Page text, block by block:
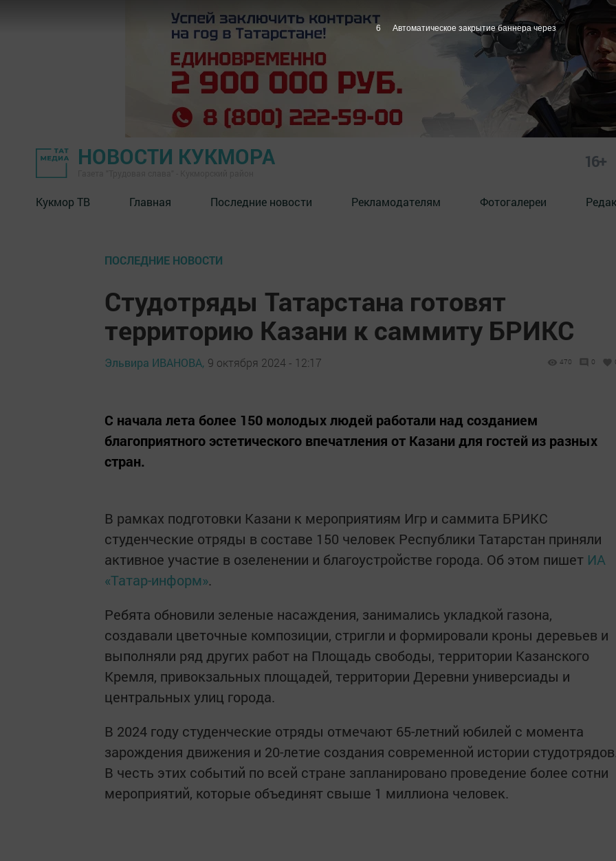
НОВОСТИ КУКМОРА 16+
Кукмор ТВ Главная Последние новости Рекламодателям Фотогалереи
ПОСЛЕДНИЕ НОВОСТИ
Студотряды Татарстана готовят
территорию Казани к саммиту БРИКС
Эльвира ИВАНОВА, 9 октября 2024 - 12:17 470 0
С начала лета более 150 молодых людей работали над созданием
благоприятного эстетического впечатления от Казани для гостей из разных
стран.
В рамках подготовки Казани к мероприятиям Игр и саммита БРИКС
студенческие отряды в составе 150 человек Республики Татарстан приняли
активное участие в озеленении и благоустройстве города. Об этом пишет ИА
«Татар-информ».
Ребята обновили зеленые насаждения, занимались укладкой газона,
создавали цветочные композиции, стригли и формировали кроны деревьев и
выполняли ряд других работ на Площадь свободы, территории Казанского
Кремля, привокзальных площадей, территории Деревни универсиады и
центральных улиц города.
В 2024 году студенческие отряды отмечают 65-летний юбилей с момента
зарождения движения и 20-летие создания современной истории
В честь этих событий по всей стране запланировано проведение более сотни
мероприятий, которые объединят свыше 1 миллиона человек.
4 Автоматическое закрытие баннера через